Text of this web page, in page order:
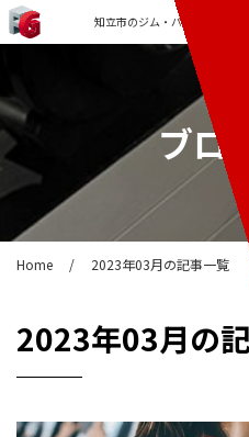
知立市のジム・パーソナルトレ
ブロ
Home / 2023年03月の記事一覧
2023年03月の